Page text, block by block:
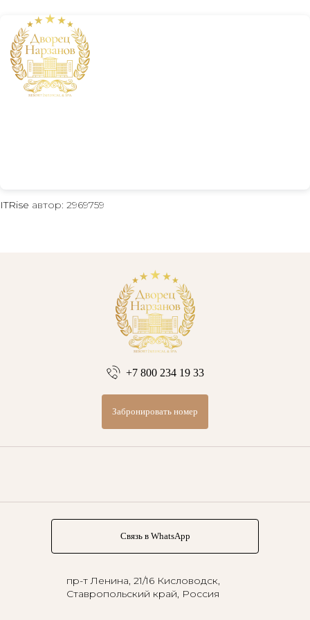
ITRise автор: 2969759
+7 800 234 19 33
Забронировать номер
Связь в WhatsApp
пр-т Ленина, 21/16 Кисловодск,
Ставропольский край, Россия